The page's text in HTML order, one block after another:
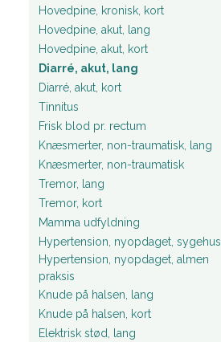
Hovedpine, kronisk, kort
Hovedpine, akut, lang
Hovedpine, akut, kort
Diarré, akut, lang
Diarré, akut, kort
Tinnitus
Frisk blod pr. rectum
Knæsmerter, non-traumatisk, lang
Knæsmerter, non-traumatisk
Tremor, lang
Tremor, kort
Mamma udfyldning
Hypertension, nyopdaget, sygehus
Hypertension, nyopdaget, almen
praksis
Knude på halsen, lang
Knude på halsen, kort
Elektrisk stød, lang